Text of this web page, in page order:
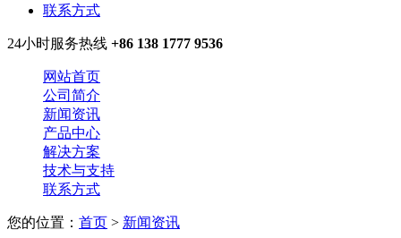
联系方式
24小时服务热线 +86 138 1777 9536
网站首页
公司简介
新闻资讯
产品中心
解决方案
技术与支持
联系方式
您的位置： 首页 > 新闻资讯